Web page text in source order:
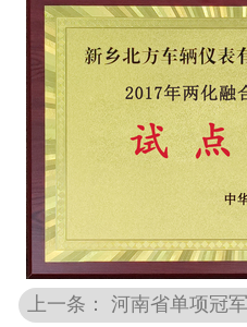
上一条： 河南省单项冠军